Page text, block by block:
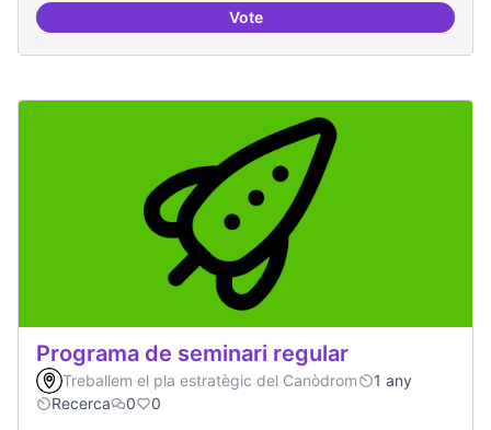
VoteProjecte Pilot - Refugi
Programa de seminari regular
Treballem el pla estratègic del Canòdrom
1 any
Recerca
0 0